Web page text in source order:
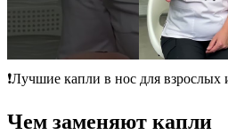
❗️Лучшие капли в нос для взрослых
Чем заменяют капли